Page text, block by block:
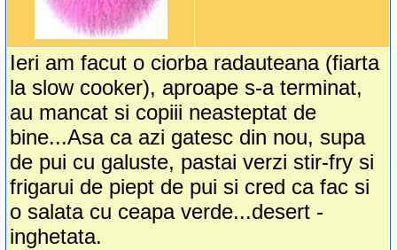
Ieri am facut o ciorba radauteana (fiarta
la slow cooker), aproape s-a terminat,
au mancat si copiii neasteptat de
bine...Asa ca azi gatesc din nou, supa
de pui cu galuste, pastai verzi stir-fry si
frigarui de piept de pui si cred ca fac si
o salata cu ceapa verde...desert -
inghetata.